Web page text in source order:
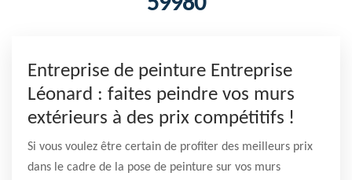
Entreprise de peinture Entreprise
Léonard : faites peindre vos murs
extérieurs à des prix compétitifs !
Si vous voulez être certain de profiter des meilleurs prix
dans le cadre de la pose de peinture sur vos murs